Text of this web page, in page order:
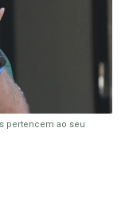
pertencem ao seu